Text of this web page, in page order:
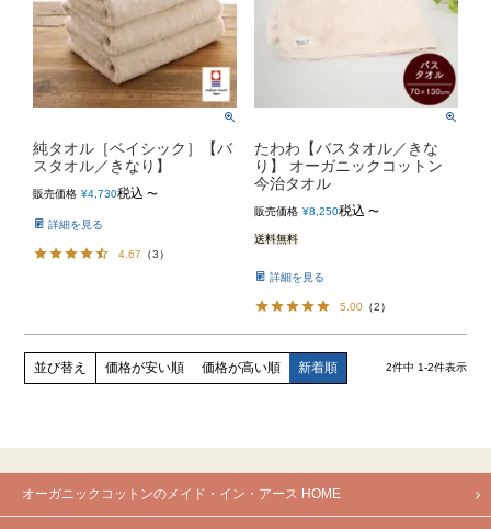
純タオル［ベイシック］【バ
スタオル／きなり】
販売価格 ¥4,730税込 〜
詳細を見る
4.67 （3）
たわわ【バスタオル／きな
り】 オーガニックコットン
今治タオル
販売価格 ¥8,250税込 〜
送料無料
詳細を見る
5.00 （2）
並び替え 価格が安い順 価格が高い順 新着順 2件中 1-2件表示
オーガニックコットンのメイド・イン・アース HOME